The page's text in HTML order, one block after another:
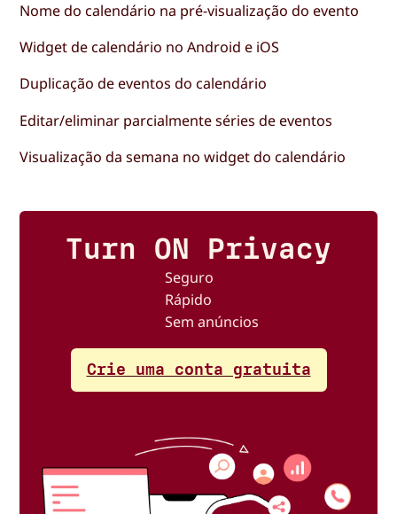
Nome do calendário na pré-visualização do evento
Widget de calendário no Android e iOS
Duplicação de eventos do calendário
Editar/eliminar parcialmente séries de eventos
Visualização da semana no widget do calendário
Turn ON Privacy
Seguro
Rápido
Sem anúncios
Crie uma conta gratuita